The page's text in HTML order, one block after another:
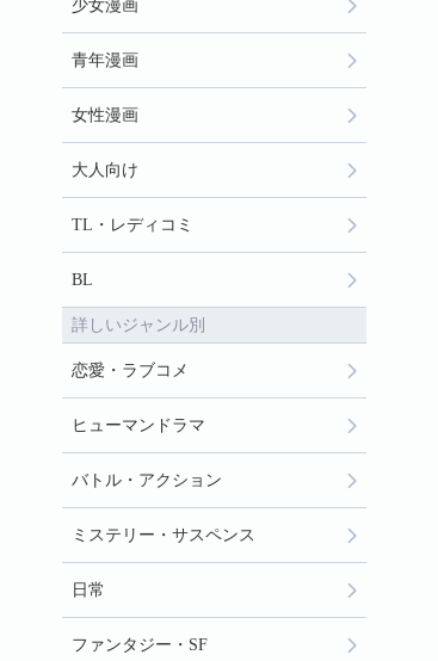
少女漫画
青年漫画
女性漫画
大人向け
TL・レディコミ
BL
詳しいジャンル別
恋愛・ラブコメ
ヒューマンドラマ
バトル・アクション
ミステリー・サスペンス
日常
ファンタジー・SF